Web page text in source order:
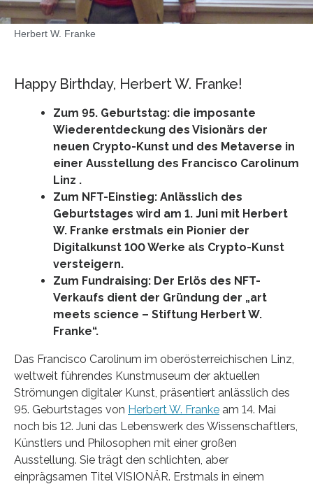
Herbert W. Franke
Happy Birthday, Herbert W. Franke!
Zum 95. Geburtstag: die imposante
Wiederentdeckung des Visionärs der
neuen Crypto-Kunst und des Metaverse in
einer Ausstellung des Francisco Carolinum
Linz .
Zum NFT-Einstieg: Anlässlich des
Geburtstages wird am 1. Juni mit Herbert
W. Franke erstmals ein Pionier der
Digitalkunst 100 Werke als Crypto-Kunst
versteigern.
Zum Fundraising: Der Erlös des NFT-
Verkaufs dient der Gründung der „art
meets science – Stiftung Herbert W.
Franke“.
Das Francisco Carolinum im oberösterreichischen Linz,
weltweit führendes Kunstmuseum der aktuellen
Strömungen digitaler Kunst, präsentiert anlässlich des
95. Geburtstages von Herbert W. Franke am 14. Mai
noch bis 12. Juni das Lebenswerk des Wissenschaftlers,
Künstlers und Philosophen mit einer großen
Ausstellung. Sie trägt den schlichten, aber
einprägsamen Titel VISIONÄR. Erstmals in einem